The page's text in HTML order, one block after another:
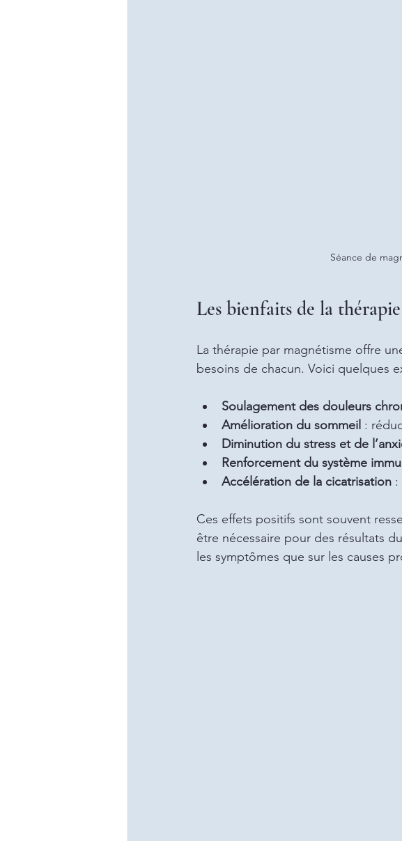
Séance de
Les bienfaits de la
La thérapie par magnétisme offre
besoins de chacun. Voici quelques
Soulagement des douleurs
Amélioration du sommeil :
Diminution du stress et de
Renforcement du système
Accélération de la cicatrisation :
Ces effets positifs sont souvent
être nécessaire pour des résultats
les symptômes que sur les causes